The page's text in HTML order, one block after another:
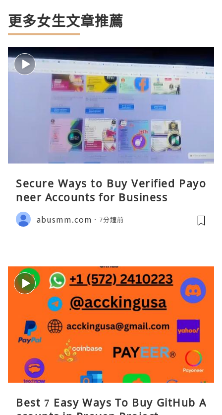
更多女生文章推薦
Secure Ways to Buy Verified Payo
neer Accounts for Business
abusmm.com 7分鐘前
Best 7 Easy Ways To Buy GitHub A